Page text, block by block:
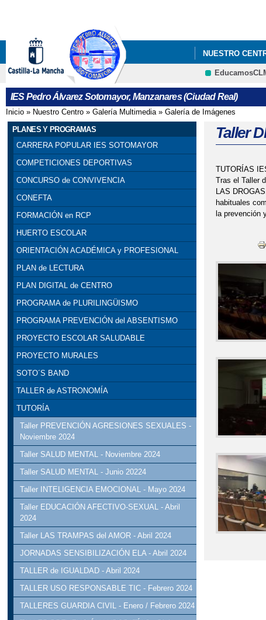
NUESTRO
IES Pedro Álvarez Sotomayor, Manzanares (Ciudad Real)
Se encuentra usted aquí
Inicio » Nuestro Centro » Galería Multimedia» Galería de Imágenes
PLANES Y PROGRAMAS
CARRERA POPULAR IES SOTOMAYOR
COMPETICIONES DEPORTIVAS
CONCURSO de CONVIVENCIA
CONEFTA
FORMACIÓN en RCP
HUERTO ESCOLAR
ORIENTACIÓN ACADÉMICA y PROFESIONAL
PLAN de LECTURA
PLAN DIGITAL de CENTRO
PROGRAMA de PLURILINGÜISMO
PROGRAMA PREVENCIÓN del ABSENTISMO
PROYECTO ESCOLAR SALUDABLE
PROYECTO MURALES
SOTO´S BAND
TALLER de ASTRONOMÍA
TUTORÍA
Taller PREVENCIÓN AGRESIONES SEXUALES -
Noviembre 2024
Taller SALUD MENTAL - Noviembre 2024
Taller SALUD MENTAL - Junio 20224
Taller INTELIGENCIA EMOCIONAL - Mayo 2024
Taller EDUCACIÓN AFECTIVO-SEXUAL - Abril
2024
Taller LAS TRAMPAS del AMOR - Abril 2024
JORNADAS SENSIBILIZACIÓN ELA - Abril 2024
TALLER de IGUALDAD - Abril 2024
TALLER USO RESPONSABLE TIC - Febrero 2024
TALLERES GUARDIA CIVIL - Enero / Febrero 2024
Taller
TUTORÍAS
Tras el Taller
LAS
habituales
la prevención